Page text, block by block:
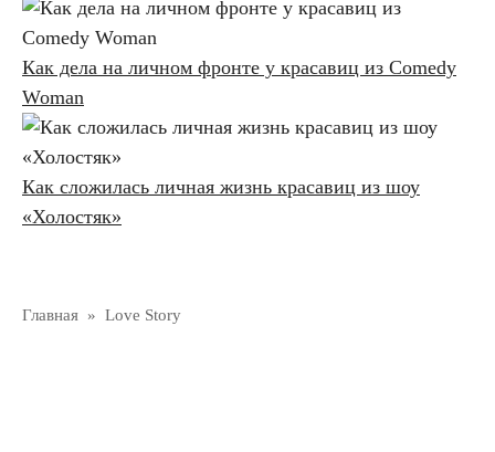
Как дела на личном фронте у красавиц из Comedy
Woman
Как сложилась личная жизнь красавиц из шоу
«Холостяк»
Главная » Love Story